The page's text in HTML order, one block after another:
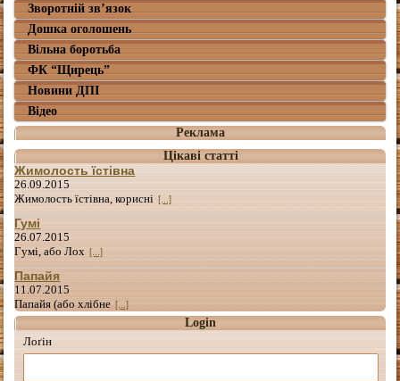
Зворотній зв’язок
Дошка оголошень
Вільна боротьба
ФК “Щирець”
Новини ДПІ
Відео
Реклама
Цікаві статті
Жимолость їстівна
26.09.2015
Жимолость їстівна, корисні [...]
Гумі
26.07.2015
Гумі, або Лох [...]
Папайя
11.07.2015
Папайя (або хлібне [...]
Login
Лоґін